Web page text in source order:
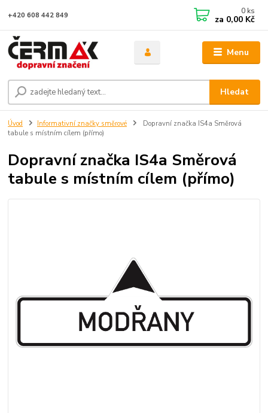
Menu
Hledat
+420 608 442 849 0 ks
za 0,00 Kč
Úvod Informativní značky směrové
Dopravní značka IS4a Směrová
tabule s místním cílem (přímo)
Dopravní značka IS4a Směrová
tabule s místním cílem (přímo)